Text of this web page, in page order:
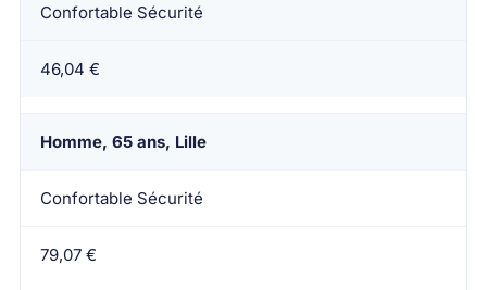
Confortable Sécurité
46,04 €
Homme, 65 ans, Lille
Confortable Sécurité
79,07 €